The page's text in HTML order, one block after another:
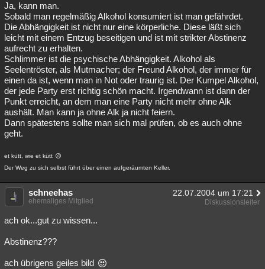
Ja, kann man.
Sobald man regelmäßig Alkohol konsumiert ist man gefährdet.
Die Abhängigkeit ist nicht nur eine körperliche. Diese läßt sich
leicht mit einem Entzug beseitigen und ist mit strikter Abstinenz
aufrecht zu erhalten.
Schlimmer ist die psychische Abhängigkeit. Alkohol als
Seelentröster, als Mutmacher; der Freund Alkohol, der immer für
einen da ist, wenn man in Not oder traurig ist. Der Kumpel Alkohol,
der jede Party erst richtig schön macht. Irgendwann ist dann der
Punkt erreicht, an dem man eine Party nicht mehr ohne Alk
aushält. Man kann ja ohne Alk ja nicht feiern.
Dann spätestens sollte man sich mal prüfen, ob es auch ohne
geht.
et kütt, wie et kütt
Der Weg zu sich selbst führt über einen aufgeräumten Keller.
schneehas 22.07.2004 um 17:21
ehemaliges Mitglied Diskussionsleiter
ach ok...gut zu wissen...
Abstinenz???
ach übrigens geiles bild